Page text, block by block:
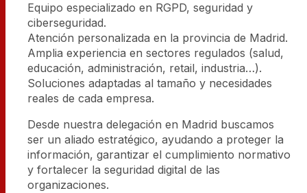
Equipo especializado en RGPD, seguridad y
ciberseguridad.
Atención personalizada en la provincia de Madrid.
Amplia experiencia en sectores regulados (salud,
educación, administración, retail, industria…).
Soluciones adaptadas al tamaño y necesidades
reales de cada empresa.
Desde nuestra delegación en Madrid buscamos
ser un aliado estratégico, ayudando a proteger la
información, garantizar el cumplimiento normativo
y fortalecer la seguridad digital de las
organizaciones.